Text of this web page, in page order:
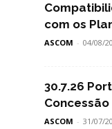
com os
ASCOM - 04/08/
30.7.26
ASCOM - 31/07/